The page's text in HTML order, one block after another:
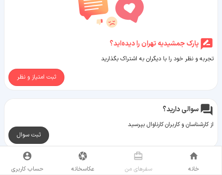
پارک جمشیدیه تهران را دیده‌اید؟
تجربه و نظر خود را با دیگران به اشتراک بگذارید
ثبت امتیاز و نظر
سوالی دارید؟
از کارشناسان و کاربران کارناوال بپرسید
ثبت سوال
خانه سفر‌های من عکاسخانه حساب کاربری